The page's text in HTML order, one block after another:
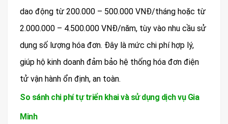
dao động từ 200.000 – 500.000 VNĐ/tháng hoặc từ
2.000.000 – 4.500.000 VNĐ/năm, tùy vào nhu cầu sử
dụng số lượng hóa đơn. Đây là mức chi phí hợp lý,
giúp hộ kinh doanh đảm bảo hệ thống hóa đơn điện
tử vận hành ổn định, an toàn.
So sánh chi phí tự triển khai và sử dụng dịch vụ Gia
Minh